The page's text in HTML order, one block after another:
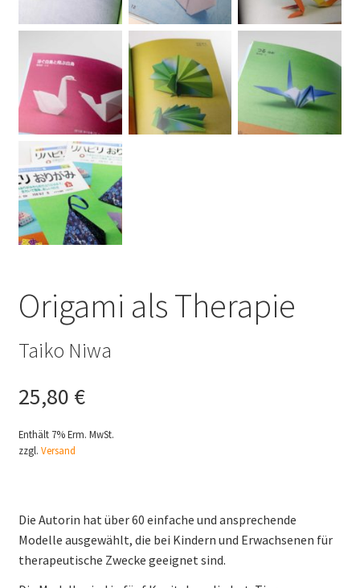
Origami als Therapie
Taiko Niwa
25,80 €
Enthält 7% Erm. MwSt.
zzgl. Versand
Die Autorin hat über 60 einfache und ansprechende
Modelle ausgewählt, die bei Kindern und Erwachsenen für
therapeutische Zwecke geeignet sind.